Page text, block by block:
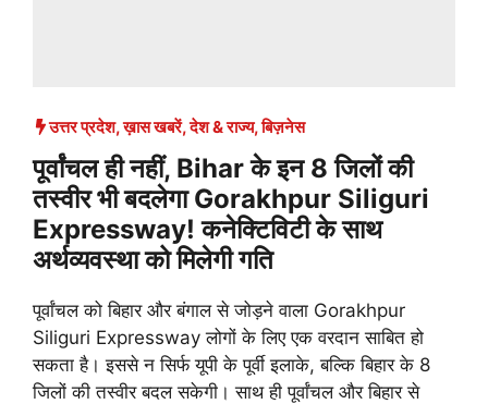
उत्तर प्रदेश,ख़ास खबरें,देश & राज्य,बिज़नेस
पूर्वांचल ही नहीं, Bihar के इन 8 जिलों की
तस्वीर भी बदलेगा Gorakhpur Siliguri
Expressway! कनेक्टिविटी के साथ
अर्थव्यवस्था को मिलेगी गति
पूर्वांचल को बिहार और बंगाल से जोड़ने वाला Gorakhpur
Siliguri Expressway लोगों के लिए एक वरदान साबित हो
सकता है। इससे न सिर्फ यूपी के पूर्वी इलाके, बल्कि बिहार के 8
जिलों की तस्वीर बदल सकेगी। साथ ही पूर्वांचल और बिहार से